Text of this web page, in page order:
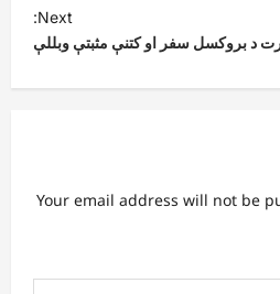
Next:
د بروکسل سفر او کتنې مثبتې وبللې
Your email address will not be